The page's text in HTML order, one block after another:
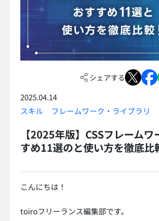
シェアする
2025.04.14
スキル
フレームワーク・ライブラリ
【2025年版】CSSフレーム
すめ11選のと使い方を徹底比
こんにちは！
toiroフリーランス編集部です。